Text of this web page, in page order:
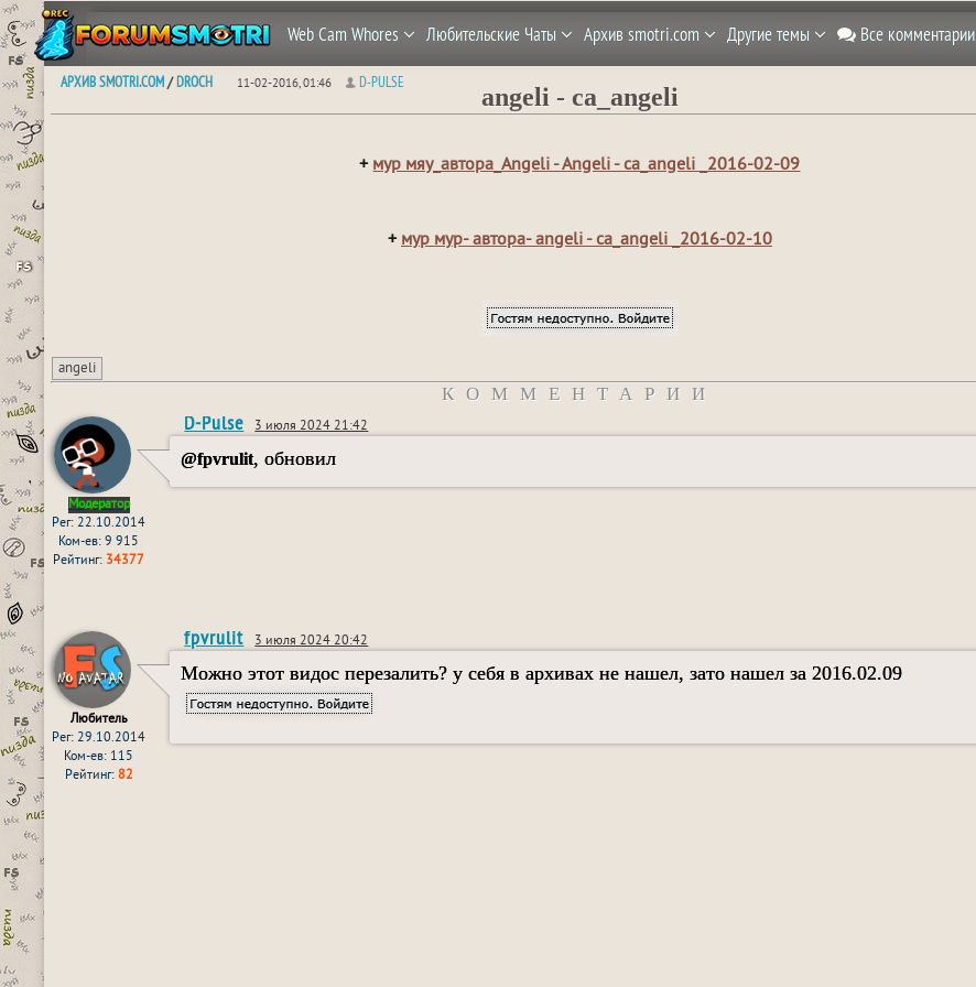
Web Cam Whores Любительские Чаты Архив smotri.com Другие темы Все комментарии
АРХИВ SMOTRI.COM/DROCH 11-02-2016, 01:46 D-PULSE
angeli - ca_angeli
+мур мяу_автора_Angeli - Angeli - ca_angeli _2016-02-09
+ мур мур- автора- angeli - ca_angeli _2016-02-10
angeli
КОММЕНТАРИИ
Модератор
Рег: 22.10.2014
Ком-ев: 9 915
Рейтинг: 34377
D-Pulse 3 июля 2024 21:42
@fpvrulit, обновил
Любитель
Рег: 29.10.2014
Ком-ев: 115
Рейтинг: 82
fpvrulit 3 июля 2024 20:42
Можно этот видос перезалить? у себя в архивах не нашел, зато нашел за 2016.02.09